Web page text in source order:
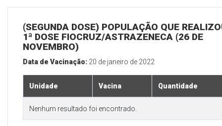
(SEGUNDA DOSE) POPULAÇÃO QUE
1ª DOSE FIOCRUZ/ASTRAZENECA (26 DE
NOVEMBRO)
Data de Vacinação: 20 de janeiro de 2022
Unidade Vacina Quantidade
Nenhum resultado foi encontrado.